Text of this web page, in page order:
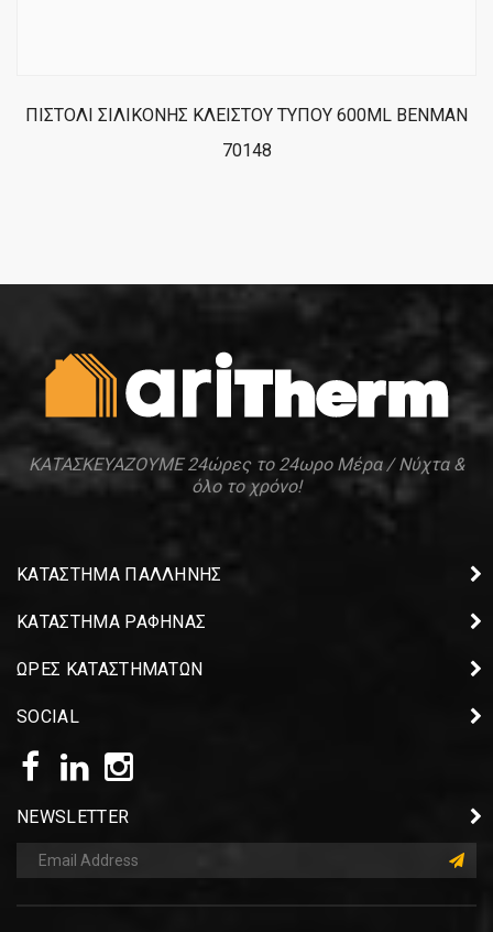
ΠΙΣΤΟΛΙ ΣΙΛΙΚΟΝΗΣ ΚΛΕΙΣΤΟΥ ΤΥΠΟΥ 600ML BENMAN
70148
ΚΑΤΑΣΚΕΥΑΖΟΥΜΕ 24ώρες το 24ωρο Μέρα / Νύχτα &
όλο το χρόνο!
ΚΑΤΑΣΤΗΜΑ ΠΑΛΛΗΝΗΣ
ΚΑΤΑΣΤΗΜΑ ΡΑΦΗΝΑΣ
ΩΡΕΣ ΚΑΤΑΣΤΗΜΑΤΩΝ
SOCIAL
NEWSLETTER